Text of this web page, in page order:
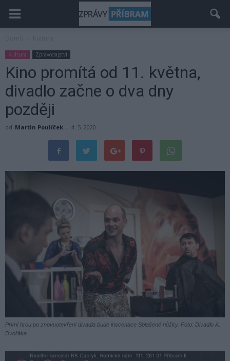
Kultura Zpravodajství
Kino promítá od 11. května,
divadlo začne o dva dny
později
od Martin Poulíček - 4. 5. 2020
První hrou po znovuotevření divadla bude inscenace Splašené nůžky. Foto: Divadlo A.
Dvořáka